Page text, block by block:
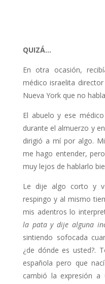
QUIZÁ…
En otra ocasión,
médico israelita
Nueva York que no
El abuelo y ese
durante el almuerzo y
dirigió a mí por algo.
me hago entender,
muy lejos de hablarlo
Le dije algo corto y
respingo y al mismo
mis adentros lo
la pata y dije alguna
sintiendo sofocada
¿de dónde es usted?.
española pero que
cambió la expresión